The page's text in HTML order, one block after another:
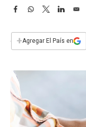
F
e
b
k
W
s
T
w
t
L
E
i
l
+Agregar El País en